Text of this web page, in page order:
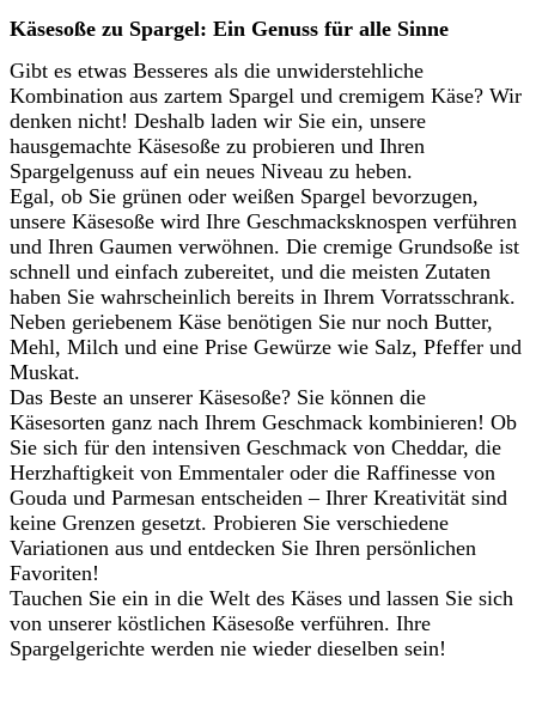
Käsesoße zu Spargel: Ein Genuss für alle Sinne
Gibt es etwas Besseres als die unwiderstehliche
Kombination aus zartem Spargel und cremigem Käse? Wir
denken nicht! Deshalb laden wir Sie ein, unsere
hausgemachte Käsesoße zu probieren und Ihren
Spargelgenuss auf ein neues Niveau zu heben.
Egal, ob Sie grünen oder weißen Spargel bevorzugen,
unsere Käsesoße wird Ihre Geschmacksknospen verführen
und Ihren Gaumen verwöhnen. Die cremige Grundsoße ist
schnell und einfach zubereitet, und die meisten Zutaten
haben Sie wahrscheinlich bereits in Ihrem Vorratsschrank.
Neben geriebenem Käse benötigen Sie nur noch Butter,
Mehl, Milch und eine Prise Gewürze wie Salz, Pfeffer und
Muskat.
Das Beste an unserer Käsesoße? Sie können die
Käsesorten ganz nach Ihrem Geschmack kombinieren! Ob
Sie sich für den intensiven Geschmack von Cheddar, die
Herzhaftigkeit von Emmentaler oder die Raffinesse von
Gouda und Parmesan entscheiden – Ihrer Kreativität sind
keine Grenzen gesetzt. Probieren Sie verschiedene
Variationen aus und entdecken Sie Ihren persönlichen
Favoriten!
Tauchen Sie ein in die Welt des Käses und lassen Sie sich
von unserer köstlichen Käsesoße verführen. Ihre
Spargelgerichte werden nie wieder dieselben sein!